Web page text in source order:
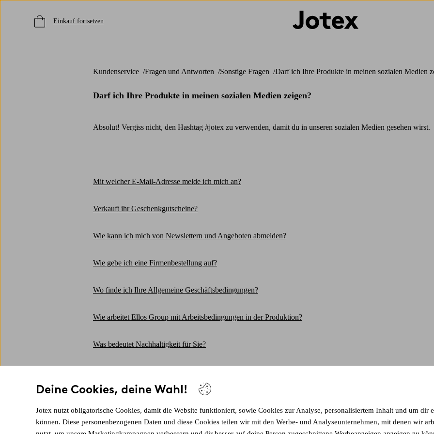
Deine Cookies, deine Wahl!
Jotex nutzt obligatorische Cookies, damit die Website funktioniert, sowie Cookies zur Analyse, personalisiertem Inhalt und um dir
können. Diese personenbezogenen Daten und diese Cookies teilen wir mit den Werbe- und Analyseunternehmen, mit denen wir
Einkauf fortsetzen
Kundenservice Fragen und Antworten Sonstige Fragen Darf ich Ihre Produkte in meinen sozialen Medien
Darf ich Ihre Produkte in meinen sozialen Medien zeigen?
Absolut! Vergiss nicht, den Hashtag #jotex zu verwenden, damit du in unseren sozialen Medien gesehen wirst.
Mit welcher E-Mail-Adresse melde ich mich an?
Verkauft ihr Geschenkgutscheine?
Wie kann ich mich von Newslettern und Angeboten abmelden?
Wie gebe ich eine Firmenbestellung auf?
Wo finde ich Ihre Allgemeine Geschäftsbedingungen?
Wie arbeitet Ellos Group mit Arbeitsbedingungen in der Produktion?
Was bedeutet Nachhaltigkeit für Sie?
Kann ich Stoffproben von Möbeln bestellen?